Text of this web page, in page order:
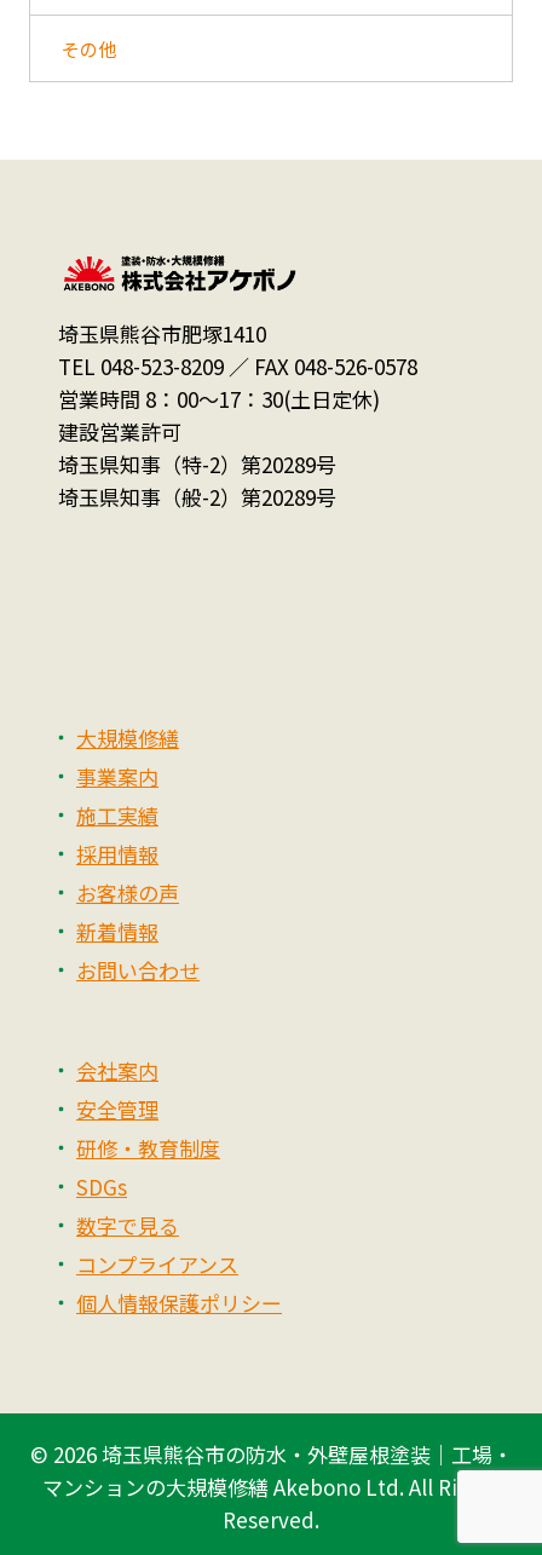
その他
埼玉県熊谷市肥塚1410
TEL 048-523-8209 ／ FAX 048-526-0578
営業時間 8：00～17：30(土日定休)
建設営業許可
埼玉県知事（特-2）第20289号
埼玉県知事（般-2）第20289号
大規模修繕
事業案内
施工実績
採用情報
お客様の声
新着情報
お問い合わせ
会社案内
安全管理
研修・教育制度
SDGs
数字で見る
コンプライアンス
個人情報保護ポリシー
© 2026埼玉県熊谷市の防水・外壁屋根塗装｜工場・
マンションの大規模修繕 Akebono Ltd.All Rights
Reserved.